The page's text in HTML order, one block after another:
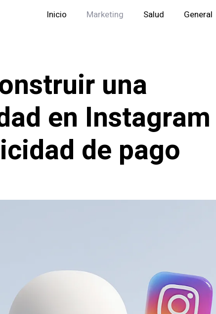
Inicio Marketing Salud General
una
en Instagram
de pago